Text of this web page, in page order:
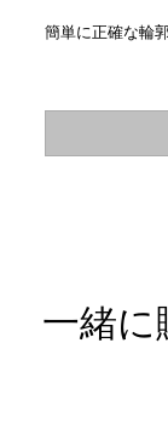
簡単に正確な輪
一緒に